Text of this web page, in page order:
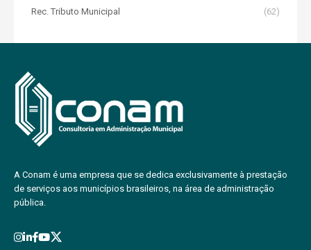
Rec. Tributo Municipal
(62)
A Conam é uma empresa que se dedica exclusivamente à prestação
de serviços aos municípios brasileiros, na área de administração
pública.